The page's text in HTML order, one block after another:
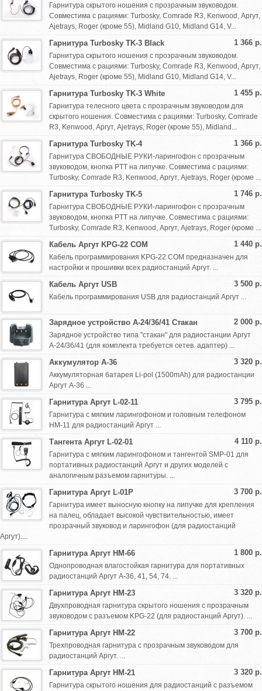
Гарнитура скрытого ношения с прозрачным звуководом.
Совместима с рациями: Turbosky, Comrade R3, Kenwood, Аргут,
Ajetrays, Roger (кроме 55), Midland G10, Midland G14, V...
1 366 р.
Гарнитура Turbosky TK-3 Black
Гарнитура скрытого ношения с прозрачным звуководом.
Совместима с рациями: Turbosky, Comrade R3, Kenwood, Аргут,
Ajetrays, Roger (кроме 55), Midland G10, Midland G14, V...
1 455 р.
Гарнитура Turbosky TK-3 White
Гарнитура телесного цвета с прозрачным звуководом для
скрытого ношения. Совместима с рациями: Turbosky, Comrade
R3, Kenwood, Аргут, Ajetrays, Roger (кроме 55), Midland...
1 366 р.
Гарнитура Turbosky TK-4
Гарнитура СВОБОДНЫЕ РУКИ-ларингофон с прозрачным
звуководом, кнопка PTT на липучке. Совместима с рациями:
Turbosky, Comrade R3, Kenwood, Аргут, Ajetrays, Roger (кроме ...
1 746 р.
Гарнитура Turbosky TK-5
Гарнитура СВОБОДНЫЕ РУКИ-ларингофон с прозрачным
звуководом, кнопка PTT на липучке. Совместима с рациями:
Turbosky, Comrade R3, Kenwood, Аргут, Ajetrays, Roger (кроме ...
1 440 р.
Кабель Аргут KPG-22 COM
Кабель программирования KPG-22 COM предназначен для
настройки и прошивки всех радиостанций Аргут. ...
3 500 р.
Кабель Аргут USB
Кабель программирования USB для радиостанций Аргут ...
2 000 р.
Зарядное устройство А-24/36/41 Стакан
Зарядное устройство типа "стакан" для радиостанции Аргут
А-24/36/41 (для комплекта требуется сетев. адаптер) ...
3 320 р.
Аккумулятор А-36
Аккумуляторная батарея Li-pol (1500mAh) для радиостанции
Аргут А-36 ...
3 795 р.
Гарнитура Аргут L-02-11
Гарнитура с мягким ларингофоном и головным телефоном
НМ-11 для радиостанций Аргут ...
4 110 р.
Тангента Аргут L-02-01
Гарнитура с мягким ларингофоном и тангентой SMP-01 для
портативных радиостанций Аргут и других моделей с
аналогичным разъемом гарнитуры. ...
3 700 р.
Гарнитура Аргут L-01P
Гарнитура имеет выносную кнопку на липучке для крепления
на палец, обладает высокой чувствительностью, имеет
прозрачный звуковод и ларингофон (для радиостанций
Аргут)....
1 800 р.
Гарнитура Аргут HМ-66
Однопроводная влагостойкая гарнитура для портативных
радиостанций Аргут A-36, 41, 54, 74. ...
3 320 р.
Гарнитура Аргут HM-23
Двухпроводная гарнитура скрытого ношения с прозрачным
звуководом с разъемом KPG-22 (для радиостанций Аргут). ...
3 700 р.
Гарнитура Аргут HМ-22
Трехпроводная гарнитура с прозрачным звуководом для
радиостанций Аргут. ...
3 320 р.
Гарнитура Аргут HМ-21
Гарнитура скрытого ношения для радиостанций с разъемом